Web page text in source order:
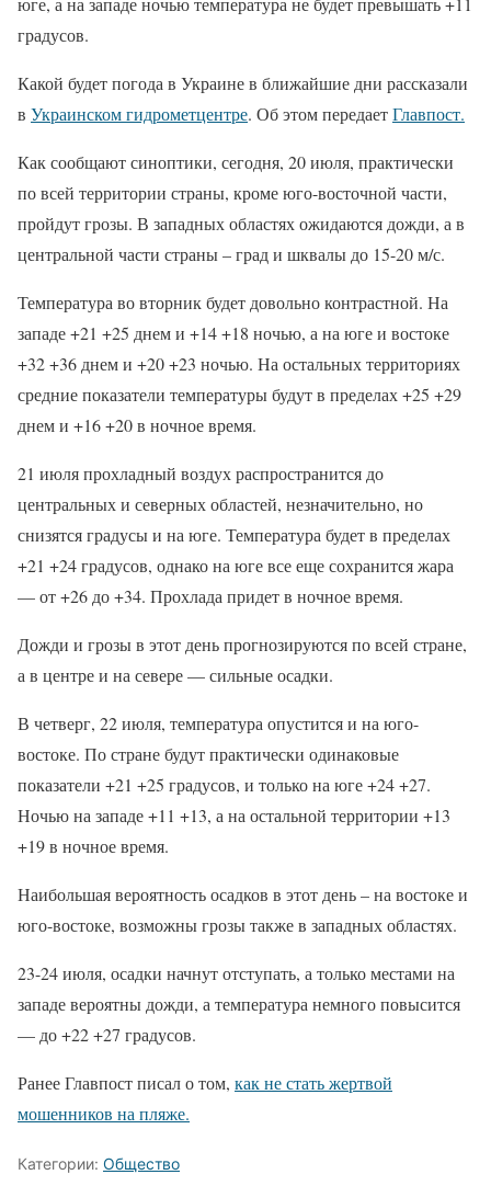
градусов.
Какой будет погода в Украине в ближайшие дни рассказали
в Украинском гидрометцентре. Об этом передаетГлавпост.
Как сообщают синоптики, сегодня, 20 июля, практически
по всей территории страны, кроме юго-восточной части,
пройдут грозы. В западных областях ожидаются дожди, а в
центральной части страны – град и шквалы до 15-20 м/с.
Температура во вторник будет довольно контрастной. На
западе +21 +25 днем и +14 +18 ночью, а на юге и востоке
+32 +36 днем и +20 +23 ночью. На остальных территориях
средние показатели температуры будут в пределах +25 +29
днем и +16 +20 в ночное время.
21 июля прохладный воздух распространится до
центральных и северных областей, незначительно, но
снизятся градусы и на юге. Температура будет в пределах
+21 +24 градусов, однако на юге все еще сохранится жара
— от +26 до +34. Прохлада придет в ночное время.
Дожди и грозы в этот день прогнозируются по всей стране,
а в центре и на севере — сильные осадки.
В четверг, 22 июля, температура опустится и на юго-
востоке. По стране будут практически одинаковые
показатели +21 +25 градусов, и только на юге +24 +27.
Ночью на западе +11 +13, а на остальной территории +13
+19 в ночное время.
Наибольшая вероятность осадков в этот день – на востоке и
юго-востоке, возможны грозы также в западных областях.
23-24 июля, осадки начнут отступать, а только местами на
западе вероятны дожди, а температура немного повысится
— до +22 +27 градусов.
Ранее Главпост писал о том, как не стать жертвой
мошенников на пляже.
Категории: Общество